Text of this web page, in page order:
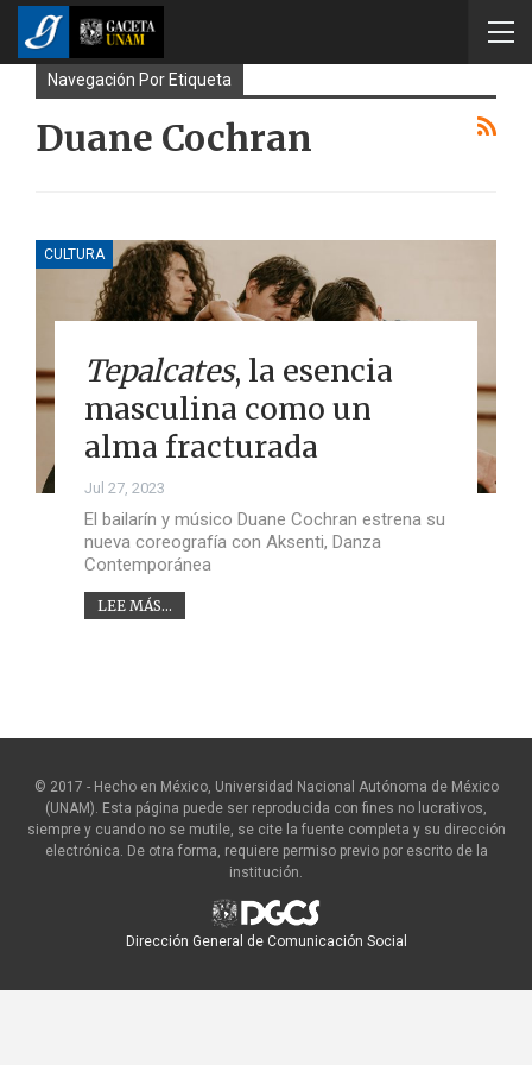
Navegación Por Etiqueta
Duane Cochran
CULTURA
Tepalcates, la esencia
masculina como un
alma fracturada
Jul 27, 2023
El bailarín y músico Duane Cochran estrena su
nueva coreografía con Aksenti, Danza
Contemporánea
LEE MÁS...
© 2017 - Hecho en México, Universidad Nacional Autónoma de México
(UNAM). Esta página puede ser reproducida con fines no lucrativos,
siempre y cuando no se mutile, se cite la fuente completa y su dirección
electrónica. De otra forma, requiere permiso previo por escrito de la
institución.
Dirección General de Comunicación Social